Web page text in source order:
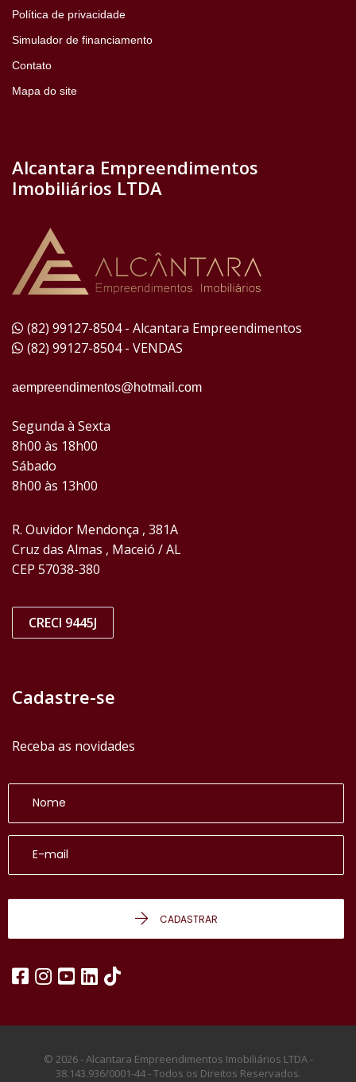
Política de privacidade
Simulador de financiamento
Contato
Mapa do site
Alcantara Empreendimentos
Imobiliários LTDA
(82) 99127-8504 - Alcantara Empreendimentos
(82) 99127-8504 - VENDAS
aempreendimentos@hotmail.com
Segunda à Sexta
8h00 às 18h00
Sábado
8h00 às 13h00
R. Ouvidor Mendonça , 381A
Cruz das Almas , Maceió / AL
CEP 57038-380
CRECI 9445J
Cadastre-se
Receba as novidades
CADASTRAR
© 2026 - Alcantara Empreendimentos Imobiliários LTDA -
38.143.936/0001-44 -Todos os Direitos Reservados.